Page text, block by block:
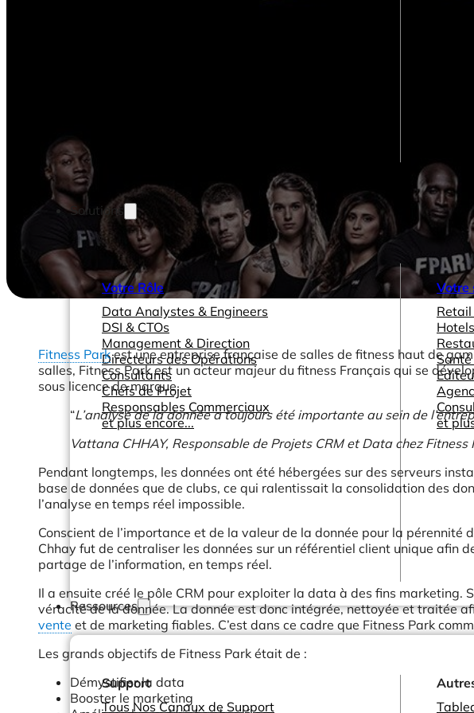
Solutions
Votre Rôle
Data Analystes & Engineers
DSI & CTOs
Management & Direction
Directeurs des Opérations
Consultants
Chefs de Projet
Responsables Commerciaux
et plus encore...
Votre
Retail
et
Ressources
Support
Tous Nos Canaux de Support
Fitness Parkest une entreprise française de salles de fitness haut de
salles, Fitness Park est un acteur majeur du fitness Français qui se
sous licence de marque.
“L’analyse de la donnée a toujours été importante au sein de
Vattana CHHAY, Responsable de Projets CRM et Data chez Fitness
Pendant longtemps, les données ont été hébergées sur des serveurs
base de données que de clubs, ce qui ralentissait la consolidation des
l’analyse en temps réel impossible.
Conscient de l’importance et de la valeur de la donnée pour la pérennité
Chhay fut de centraliser les données sur un référentiel client unique afin
partage de l’information, en temps réel.
Il a ensuite créé le pôle CRM pour exploiter la data à des fins marketing.
véracité de la donnée. La donnée est donc intégrée, nettoyée et traitée
vente et de marketing fiables. C’est dans ce cadre que Fitness Park
Les grands objectifs de Fitness Park était de :
Démystifier la data
Booster le marketing